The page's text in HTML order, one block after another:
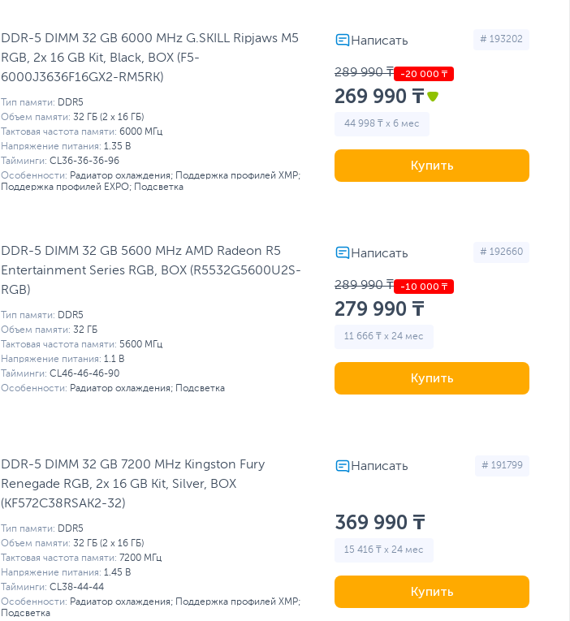
DDR-5 DIMM 32 GB 6000 MHz G.SKILL Ripjaws M5
RGB, 2x 16 GB Kit, Black, BOX (F5-
6000J3636F16GX2-RM5RK)
Тип памяти: DDR5
Объем памяти: 32 ГБ (2 x 16 ГБ)
Тактовая частота памяти: 6000 МГц
Напряжение питания: 1.35 В
Тайминги: CL36-36-36-96
Особенности: Радиатор охлаждения; Поддержка профилей XMP;
Поддержка профилей EXPO; Подсветка
# 193202
289 990 ₸
269 990 ₸
44 998 ₸ x 6 мес
Купить
DDR-5 DIMM 32 GB 5600 MHz AMD Radeon R5
Entertainment Series RGB, BOX (R5532G5600U2S-
RGB)
Тип памяти: DDR5
Объем памяти: 32 ГБ
Тактовая частота памяти: 5600 МГц
Напряжение питания: 1.1 В
Тайминги: CL46-46-46-90
Особенности: Радиатор охлаждения; Подсветка
# 192660
289 990 ₸
279 990 ₸
11 666 ₸ x 24 мес
Купить
DDR-5 DIMM 32 GB 7200 MHz Kingston Fury
Renegade RGB, 2x 16 GB Kit, Silver, BOX
(KF572C38RSAK2-32)
Тип памяти: DDR5
Объем памяти: 32 ГБ (2 x 16 ГБ)
Тактовая частота памяти: 7200 МГц
Напряжение питания: 1.45 В
Тайминги: CL38-44-44
Особенности: Радиатор охлаждения; Поддержка профилей XMP;
Подсветка
# 191799
369 990 ₸
15 416 ₸ x 24 мес
Купить